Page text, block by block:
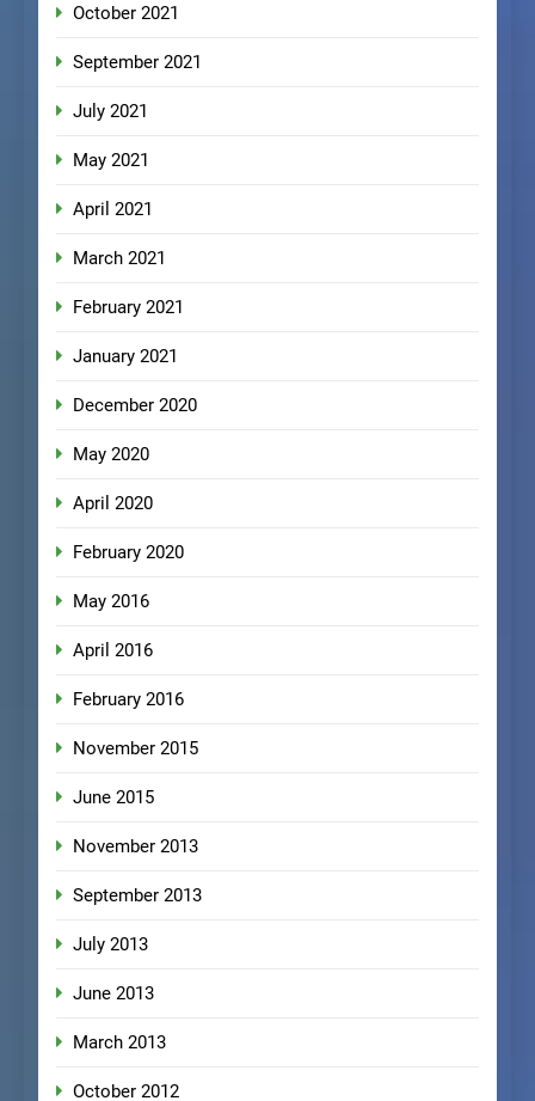
October 2021
September 2021
July 2021
May 2021
April 2021
March 2021
February 2021
January 2021
December 2020
May 2020
April 2020
February 2020
May 2016
April 2016
February 2016
November 2015
June 2015
November 2013
September 2013
July 2013
June 2013
March 2013
October 2012